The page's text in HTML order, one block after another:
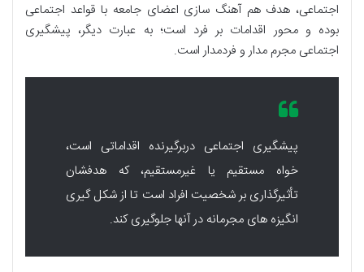
اجتماعی، هدف هم آهنگ سازی اعضای جامعه با قواعد اجتماعی
بوده و محور اقدامات بر فرد است؛ به عبارت دیگر، پیشگیری
اجتماعی مجرم مدار و فردمدار است.
پیشگیری اجتماعی دربرگیرنده اقداماتی است،
خواه مستقیم یا غیرمستقیم، که هدفشان
تأثیرگذاری بر شخصیت افراد است تا از شکل گیری
انگیزه های مجرمانه در آنها جلوگیری کند.